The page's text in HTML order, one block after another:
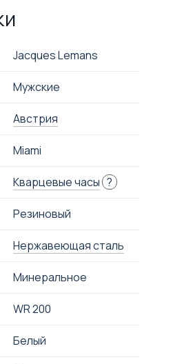
Jacques Lemans
Мужские
Австрия
Miami
Кварцевые часы ?
Резиновый
Нержавеющая сталь
Минеральное
WR 200
Белый